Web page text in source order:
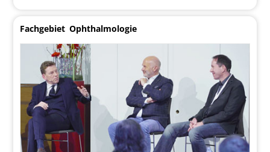
Fachgebiet Ophthalmologie